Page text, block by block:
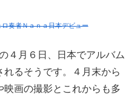
奏者Ｎａｎａ日本デビュー
４月６日、日本でアルバム
れるそうです。４月末から
画の撮影とこれからも多